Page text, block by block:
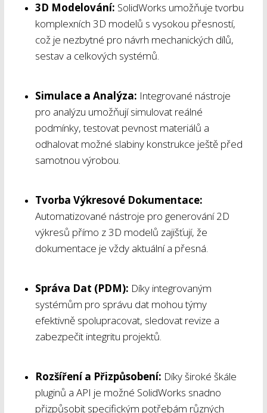
3D Modelování: SolidWorks umožňuje tvorbu
komplexních 3D modelů s vysokou přesností,
což je nezbytné pro návrh mechanických dílů,
sestav a celkových systémů.
Simulace a Analýza: Integrované nástroje
pro analýzu umožňují simulovat reálné
podmínky, testovat pevnost materiálů a
odhalovat možné slabiny konstrukce ještě před
samotnou výrobou.
Tvorba Výkresové Dokumentace:
Automatizované nástroje pro generování 2D
výkresů přímo z 3D modelů zajišťují, že
dokumentace je vždy aktuální a přesná.
Správa Dat (PDM): Díky integrovaným
systémům pro správu dat mohou týmy
efektivně spolupracovat, sledovat revize a
zabezpečit integritu projektů.
Rozšíření a Přizpůsobení: Díky široké škále
pluginů a API je možné SolidWorks snadno
přizpůsobit specifickým potřebám různých